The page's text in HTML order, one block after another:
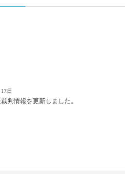
日
裁判情報を更新しました。